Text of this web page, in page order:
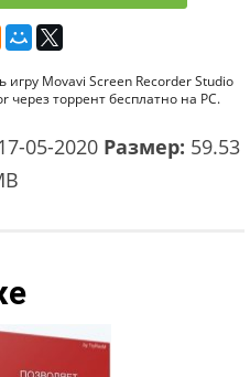
Movavi Screen Recorder Studio
через торрент бесплатно на PC.
17-05-2020 Размер: 59.53